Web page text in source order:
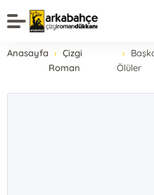
Anasayfa
Çizgi
Roman
Ölüler